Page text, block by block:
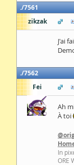
7561
zikzak
J'ai
7562
Fei
Ah
À toi
In
ORE